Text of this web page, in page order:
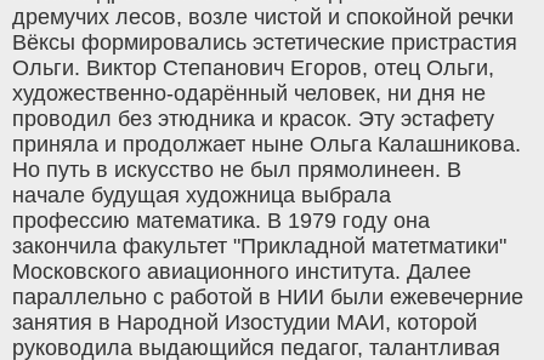
дремучих лесов, возле чистой и спокойной речки
Вёксы формировались эстетические пристрастия
Ольги. Виктор Степанович Егоров, отец Ольги,
художественно-одарённый человек, ни дня не
проводил без этюдника и красок. Эту эстафету
приняла и продолжает ныне Ольга Калашникова.
Но путь в искусство не был прямолинеен. В
начале будущая художница выбрала
профессию математика. В 1979 году она
закончила факультет "Прикладной матетматики"
Московского авиационного института. Далее
параллельно с работой в НИИ были ежевечерние
занятия в Народной Изостудии МАИ, которой
руководила выдающийся педагог, талантливая